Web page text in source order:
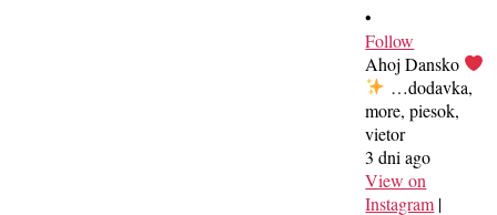
•
Follow
Ahoj Dansko
…dodavka,
more, piesok,
vietor
3 dni ago
View on
Instagram |